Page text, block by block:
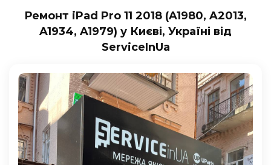
Ремонт iPad Pro 11 2018 (A1980, A2013,
A1934, A1979) у Києві, Україні від
ServiceInUa